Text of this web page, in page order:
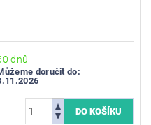
dnů
doručit do: